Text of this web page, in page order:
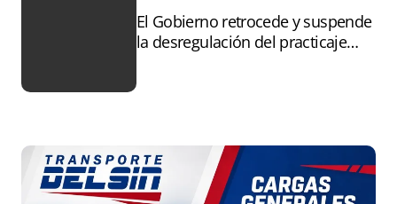
El Gobierno retrocede y suspende
la desregulación del practicaje